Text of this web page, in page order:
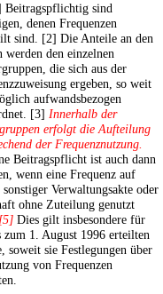
sind
denen Frequenzen
sind. [2] Die Anteile an den
werden den einzelnen
die sich aus der
ergeben, so weit
aufwandsbezogen
[3] Innerhalb der
erfolgt die Aufteilung
der Frequenznutzung.
Beitragspflicht ist auch dann
wenn eine Frequenz auf
Verwaltungsakte oder
ohne Zuteilung genutzt
[5] Dies gilt insbesondere für
zum 1. August 1996 erteilten
soweit sie Festlegungen über
von Frequenzen